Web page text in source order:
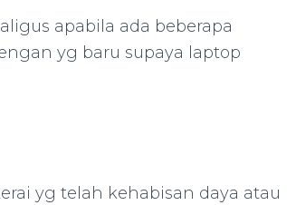
apabila ada beberapa
yg baru supaya laptop
yg telah kehabisan daya atau